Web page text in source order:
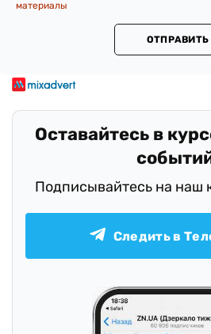
материалы
ОТПРАВИТЬ
Оставайтесь в
Подписывайтесь на наш
Следить в